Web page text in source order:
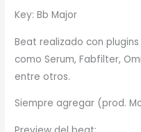
Key: Bb Major
Beat realizado con
como Serum, Fabfilter,
entre otros.
Siempre agregar (prod.